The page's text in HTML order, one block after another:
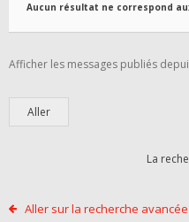
Aucun résultat ne correspond
Afficher les messages publiés
La
Aller sur la recherche avancée